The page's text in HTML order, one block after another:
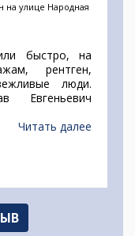
на улице Народная
быстро, на
рентген,
люди.
Евгеньевич
Читать далее